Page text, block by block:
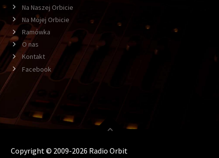
Na Naszej Orbicie
Na Mojej Orbicie
Ramówka
O nas
Kontakt
Facebook
Copyright © 2009-2026 Radio Orbit